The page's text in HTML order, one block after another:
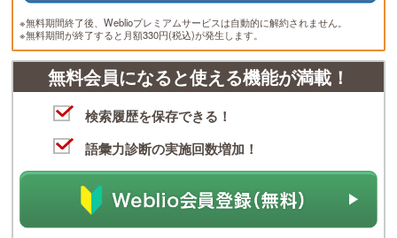
※無料期間終了後、Weblioプレミアムサービスは自動的に解約されません。
※無料期間が終了すると月額330円(税込)が発生します。
無料会員になると使える機能が満載！
検索履歴を保存できる！
語彙力診断の実施回数増加！